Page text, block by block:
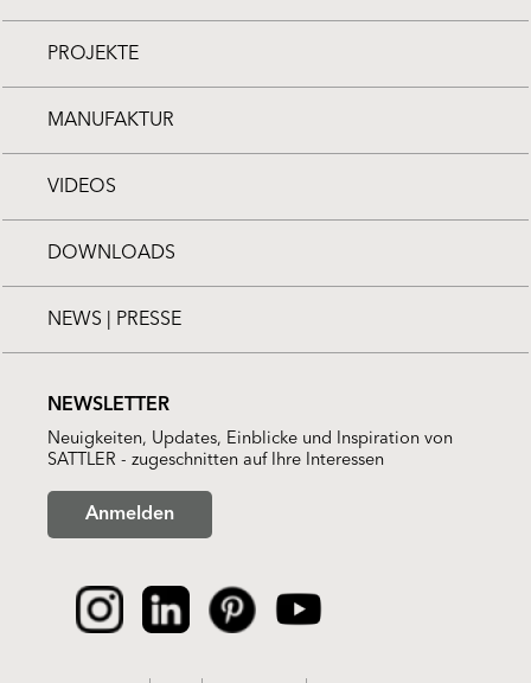
PROJEKTE
MANUFAKTUR
VIDEOS
DOWNLOADS
NEWS | PRESSE
NEWSLETTER
Neuigkeiten, Updates, Einblicke und Inspiration von
SATTLER - zugeschnitten auf Ihre Interessen
Anmelden